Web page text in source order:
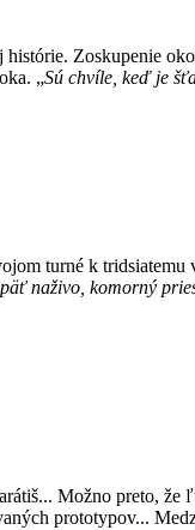
Zoskupenie
„Sú chvíle, keď je
turné k
naživo, komorný
Možno preto,
prototypov...